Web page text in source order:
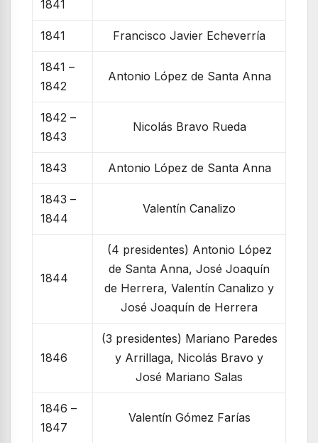
1841
1841 Francisco Javier Echeverría
1841 –
1842
Antonio López de Santa Anna
1842 –
1843
Nicolás Bravo Rueda
1843 Antonio López de Santa Anna
1843 –
1844
Valentín Canalizo
1844
(4 presidentes) Antonio López
de Santa Anna, José Joaquín
de Herrera, Valentín Canalizo y
José Joaquín de Herrera
1846
(3 presidentes) Mariano Paredes
y Arrillaga, Nicolás Bravo y
José Mariano Salas
1846 –
1847
Valentín Gómez Farías